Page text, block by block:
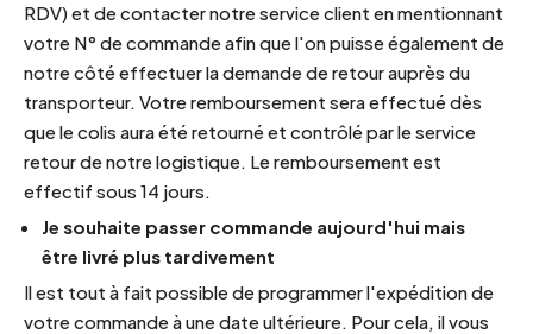
RDV) et de contacter notre service client en mentionnant
votre N° de commande afin que l'on puisse également de
notre côté effectuer la demande de retour auprès du
transporteur. Votre remboursement sera effectué dès
que le colis aura été retourné et contrôlé par le service
retour de notre logistique. Le remboursement est
effectif sous 14 jours.
Je souhaite passer commande aujourd'hui mais
être livré plus tardivement
Il est tout à fait possible de programmer l'expédition de
votre commande à une date ultérieure. Pour cela, il vous